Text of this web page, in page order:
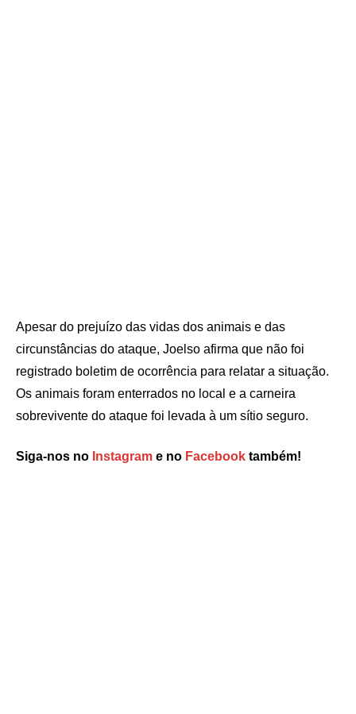
Apesar do prejuízo das vidas dos animais e das
circunstâncias do ataque, Joelso afirma que não foi
registrado boletim de ocorrência para relatar a situação.
Os animais foram enterrados no local e a carneira
sobrevivente do ataque foi levada à um sítio seguro.
Siga-nos no Instagram e no Facebook também!